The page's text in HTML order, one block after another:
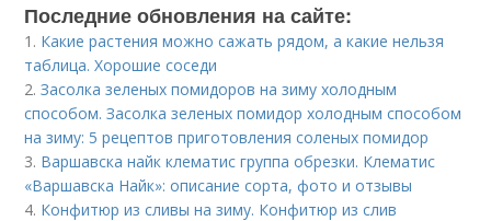
Последние обновления на сайте:
1. Какие растения можно сажать рядом, а какие нельзя
таблица. Хорошие соседи
2.Засолка зеленых помидоров на зиму холодным
способом. Засолка зеленых помидор холодным способом
на зиму: 5 рецептов приготовления соленых помидор
3. Варшавска найк клематис группа обрезки. Клематис
«Варшавска Найк»: описание сорта, фото и отзывы
4. Конфитюр из сливы на зиму. Конфитюр из слив